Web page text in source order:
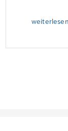
weiterlesen